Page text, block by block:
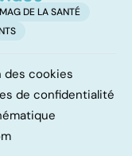
DE LA SANTÉ
des cookies
de confidentialité